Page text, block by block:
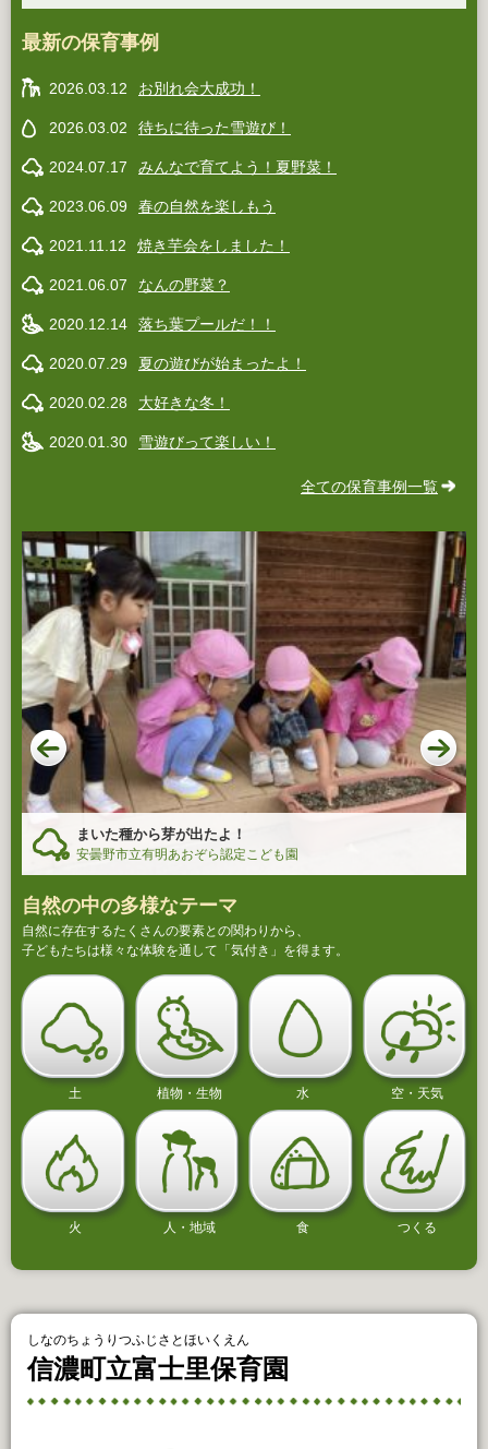
最新の保育事例
2026.03.12 お別れ会大成功！
2026.03.02 待ちに待った雪遊び！
2024.07.17 みんなで育てよう！夏野菜！
2023.06.09 春の自然を楽しもう
2021.11.12 焼き芋会をしました！
2021.06.07 なんの野菜？
2020.12.14 落ち葉プールだ！！
2020.07.29 夏の遊びが始まったよ！
2020.02.28 大好きな冬！
2020.01.30 雪遊びって楽しい！
全ての保育事例一覧
まいた種から芽が出たよ！
安曇野市立有明あおぞら認定こども園
自然の中の多様なテーマ
自然に存在するたくさんの要素との関わりから、
子どもたちは様々な体験を通して「気付き」を得ます。
土 植物・生物 水 空・天気
火 人・地域 食 つくる
しなのちょうりつふじさとほいくえん
信濃町立富士里保育園